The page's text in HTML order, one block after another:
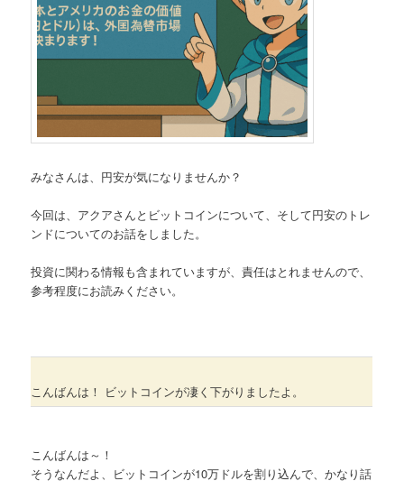
みなさんは、円安が気になりませんか？
今回は、アクアさんとビットコインについて、そして円安のトレ
ンドについてのお話をしました。
投資に関わる情報も含まれていますが、責任はとれませんので、
参考程度にお読みください。
こんばんは！ ビットコインが凄く下がりましたよ。
こんばんは～！
そうなんだよ、ビットコインが10万ドルを割り込んで、かなり話